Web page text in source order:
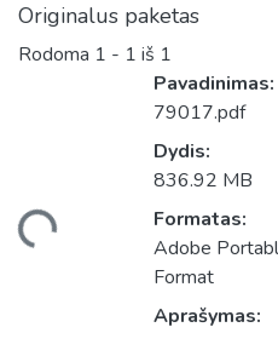
Originalus paketas
Rodoma 1 - 1 iš 1
Pavadinimas:
79017.pdf
Dydis:
836.92 MB
Formatas:
Adobe
Format
Aprašymas: